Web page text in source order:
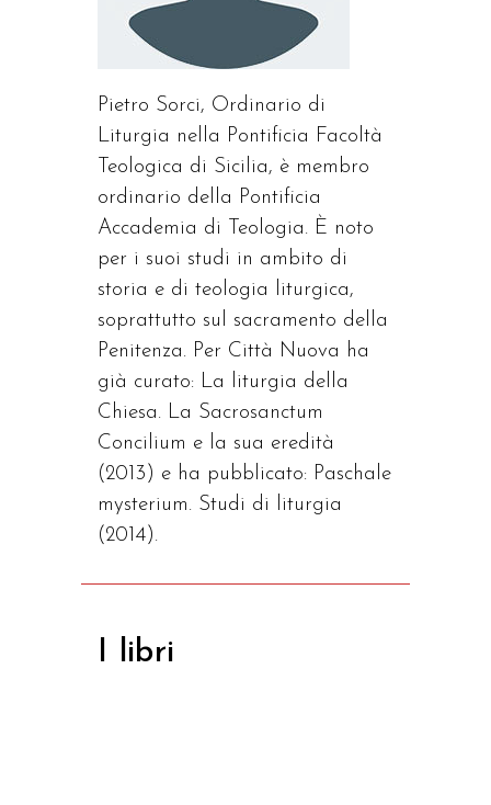
Pietro Sorci, Ordinario di
Liturgia nella Pontificia Facoltà
Teologica di Sicilia, è membro
ordinario della Pontificia
Accademia di Teologia. È noto
per i suoi studi in ambito di
storia e di teologia liturgica,
soprattutto sul sacramento della
Penitenza. Per Città Nuova ha
già curato: La liturgia della
Chiesa. La Sacrosanctum
Concilium e la sua eredità
(2013) e ha pubblicato: Paschale
mysterium. Studi di liturgia
(2014).
I libri